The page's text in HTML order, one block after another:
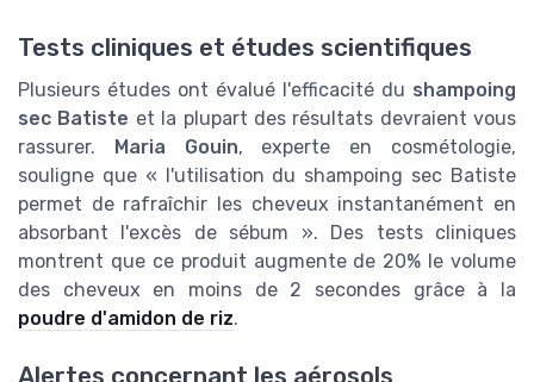
Tests cliniques et études scientifiques
Plusieurs études ont évalué l'efficacité du shampoing
sec Batiste et la plupart des résultats devraient vous
rassurer. Maria Gouin, experte en cosmétologie,
souligne que « l'utilisation du shampoing sec Batiste
permet de rafraîchir les cheveux instantanément en
absorbant l'excès de sébum ». Des tests cliniques
montrent que ce produit augmente de 20% le volume
des cheveux en moins de 2 secondes grâce à la
poudre d'amidon de riz.
Alertes concernant les aérosols